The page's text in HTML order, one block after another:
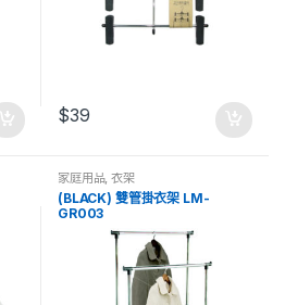
$39
家庭用品,衣架
(BLACK) 雙管掛衣架 LM-
GR003